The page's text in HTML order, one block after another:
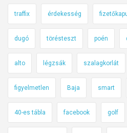
traffix érdekesség
dugó törésteszt poén
alto légzsák szalagkorlát
figyelmetlen Baja smart
40-es tábla facebook golf